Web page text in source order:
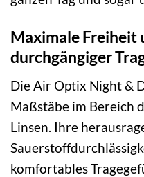
Maximale Freiheit
durchgängiger
Die Air Optix Night &
Maßstäbe im Bereich
Linsen. Ihre
komfortables